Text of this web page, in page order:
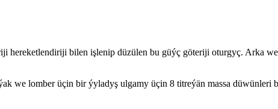
bilen işlenip düzülen bu güýç göteriji oturgyç. Arka
we lomber üçin bir ýyladyş ulgamy üçin 8 titreýän massa